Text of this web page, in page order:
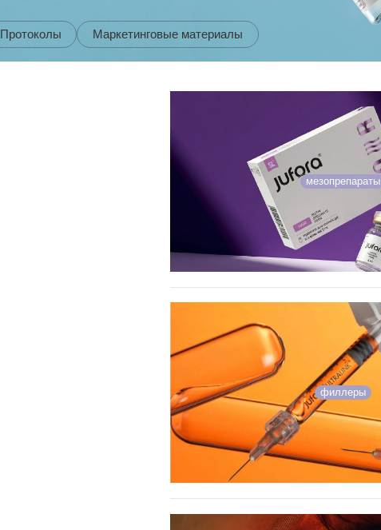
Протоколы Маркетинговые материалы
мезопрепараты
филлеры